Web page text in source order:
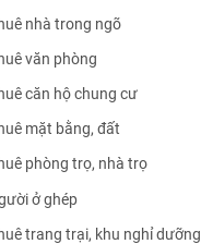
nhà trong ngõ
văn phòng
căn hộ chung cư
mặt bằng, đất
phòng trọ, nhà trọ
ở ghép
trang trại, khu nghỉ dưỡng